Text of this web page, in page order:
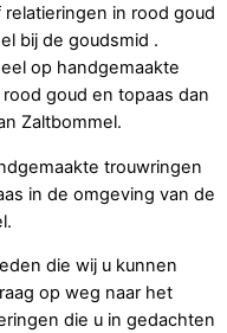
in rood goud
bij de goudsmid .
op handgemaakte
goud en topaas dan
Zaltbommel.
trouwringen
in de omgeving van de
die wij u kunnen
op weg naar het
die u in gedachten